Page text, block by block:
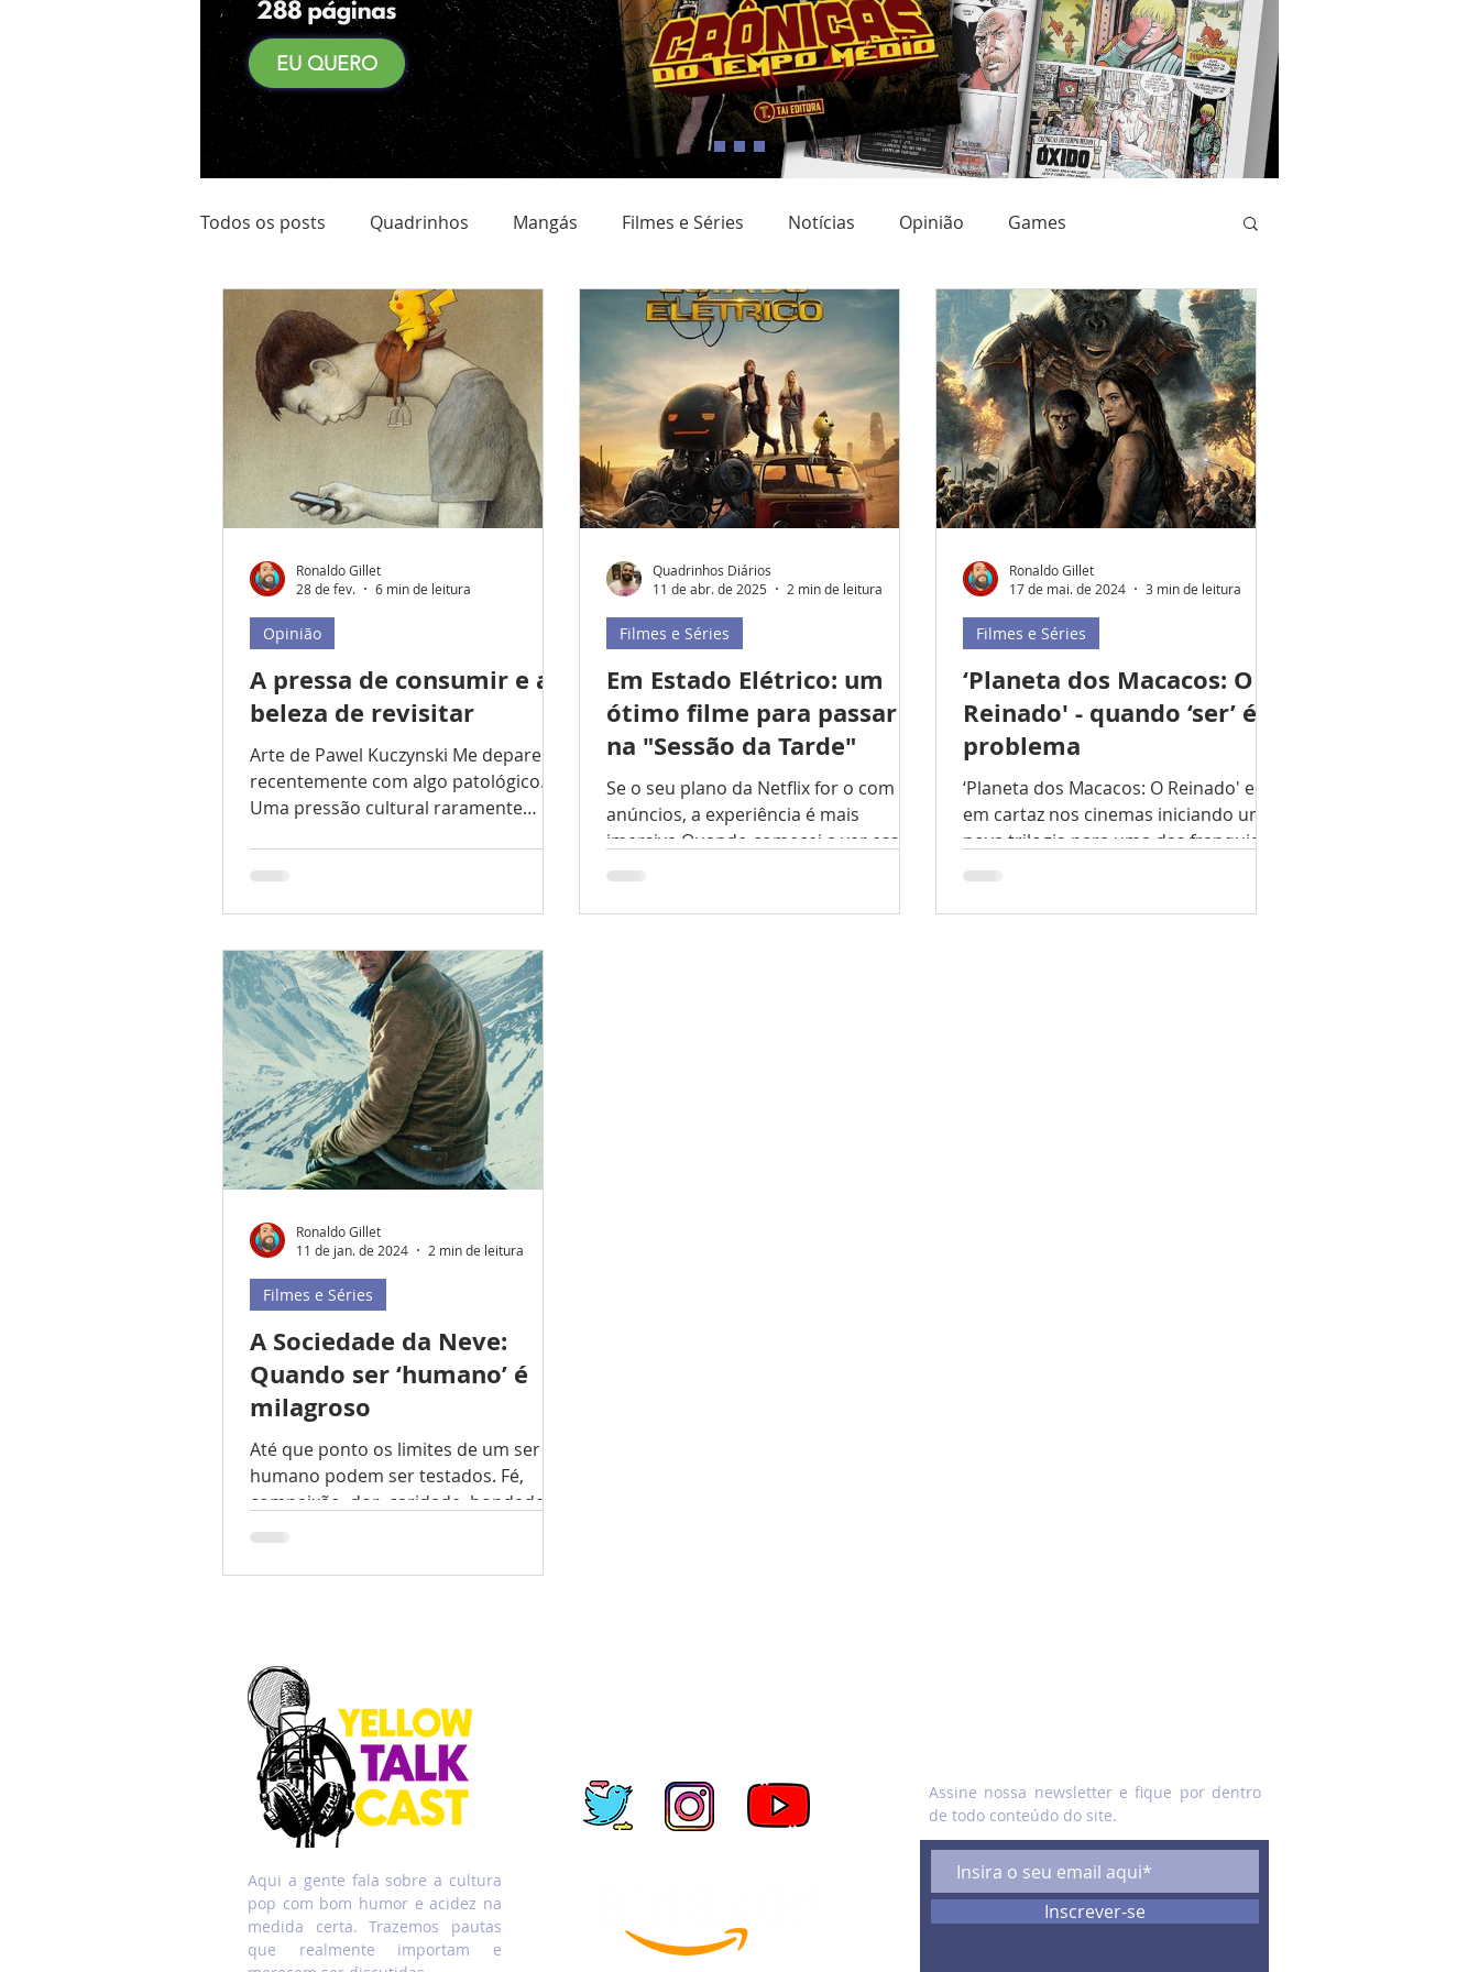
EU QUERO
Todos os posts Quadrinhos Mangás Filmes e Séries Notícias Opinião Games
Achadinhos do Kindle Quadrinho digital Campanhas Livros Catarse
Pré Venda Comidas Eventos Resenha Clube do livro Coluna Anime
A pressa de consumir e a
beleza de revisitar
Arte de Pawel Kuczynski Me deparei
recentemente com algo patológico.
Uma pressão cultural raramente
ideia de que precisamos assistir (pra
ontem) tudo que está em alta hoje .
lançada nos serviços de streaming
domina as redes sociais, rapidamente
tende a virar “necessidade de
participação”. Caso você não tenha
degustado a saborosa série do
momento, parece que só lhe resta
recolher-se a
Opinião
Ronaldo Gillet
28 de fev.
6 min de leitura
Em Estado Elétrico: um
ótimo filme para passar
na "Sessão da Tarde"
Se o seu plano da Netflix for o com
anúncios, a experiência é mais
imersiva Quando comecei a ver esse
filme, muitos já me avisaram da...
Filmes e Séries
Quadrinhos Diários
11 de abr. de 2025
2 min de leitura
‘Planeta dos Macacos: O
Reinado' - quando ‘ser’ é o
problema
‘Planeta dos Macacos: O Reinado' está
em cartaz nos cinemas iniciando uma
nova trilogia para uma das franquias
mais longevas da história...
Filmes e Séries
Ronaldo Gillet
17 de mai. de 2024
3 min de leitura
A Sociedade da Neve:
Quando ser ‘humano’ é
milagroso
Até que ponto os limites de um ser
humano podem ser testados. Fé,
compaixão, dor, caridade, bondade,
lealdade, fraternidade. Todas essas...
Filmes e Séries
Ronaldo Gillet
11 de jan. de 2024
2 min de leitura
Aqui a gente fala sobre a cultura
pop com bom humor e acidez na
medida certa. Trazemos pautas
que realmente importam e
Assine nossa newsletter e fique por dentro
de todo conteúdo do site.
Inscrever-se